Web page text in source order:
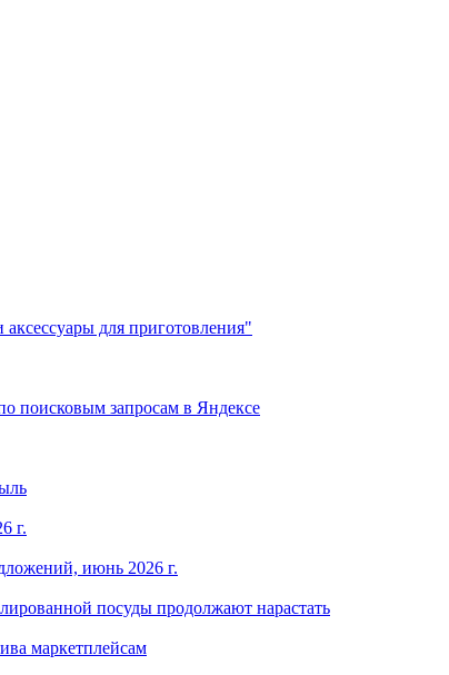
для приготовления"
поисковым запросам в Яндексе
г.
июнь 2026 г.
посуды продолжают нарастать
маркетплейсам